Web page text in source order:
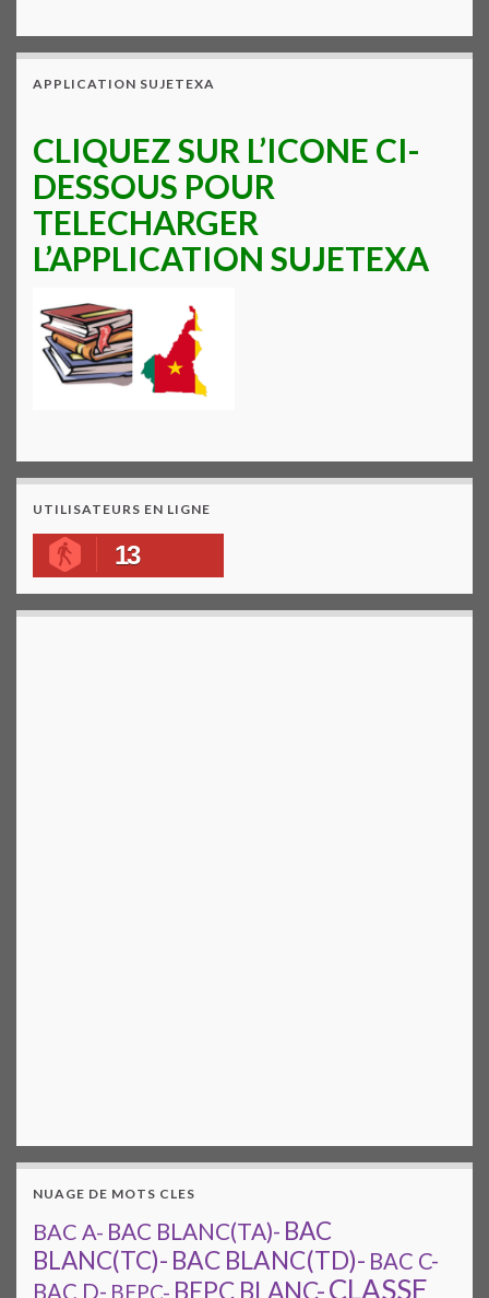
APPLICATION SUJETEXA
CLIQUEZ SUR L’ICONE CI-
DESSOUS POUR
TELECHARGER
L’APPLICATION SUJETEXA
UTILISATEURS EN LIGNE
13
NUAGE DE MOTS CLES
BAC A- BAC BLANC(TA)- BAC
BLANC(TC)- BAC BLANC(TD)- BAC C-
BAC D- BEPC- BEPC BLANC-CLASSE